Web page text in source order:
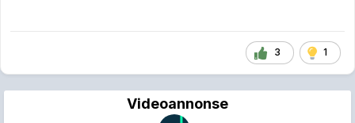
3 1
Videoannonse